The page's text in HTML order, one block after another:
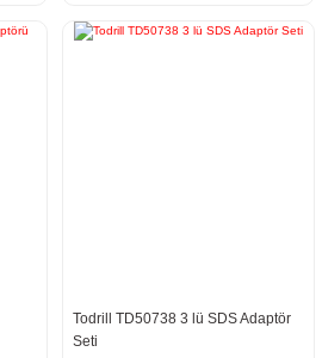
Todrill TD50738 3 lü SDS Adaptör
Seti